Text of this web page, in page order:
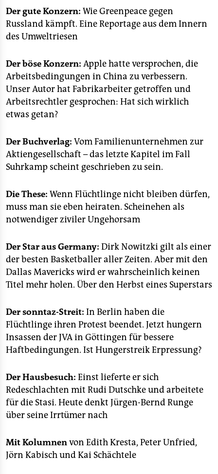
abo
genossenschaft
epaper login
Der gute Konzern: Wie Greenpeace gegen
Russland kämpft. Eine Reportage aus dem Innern
des Umweltriesen
Der böse Konzern: Apple hatte versprochen, die
Arbeitsbedingungen in China zu verbessern.
Unser Autor hat Fabrikarbeiter getroffen und
Arbeitsrechtler gesprochen: Hat sich wirklich
etwas getan?
Der Buchverlag: Vom Familienunternehmen zur
Aktiengesellschaft – das letzte Kapitel im Fall
Suhrkamp scheint geschrieben zu sein.
Die These: Wenn Flüchtlinge nicht bleiben dürfen,
muss man sie eben heiraten. Scheinehen als
notwendiger ziviler Ungehorsam
Der Star aus Germany: Dirk Nowitzki gilt als einer
der besten Basketballer aller Zeiten. Aber mit den
Dallas Mavericks wird er wahrscheinlich keinen
Titel mehr holen. Über den Herbst eines Superstars
Der sonntaz-Streit: In Berlin haben die
Flüchtlinge ihren Protest beendet. Jetzt hungern
Insassen der JVA in Göttingen für bessere
Haftbedingungen. Ist Hungerstreik Erpressung?
Der Hausbesuch: Einst lieferte er sich
Redeschlachten mit Rudi Dutschke und arbeitete
für die Stasi. Heute denkt Jürgen-Bernd Runge
über seine Irrtümer nach
Mit Kolumnenvon Edith Kresta, Peter Unfried,
Jörn Kabisch und Kai Schächtele